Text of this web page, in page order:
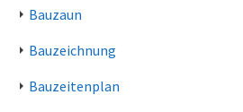
Bauzaun
Bauzeichnung
Bauzeitenplan